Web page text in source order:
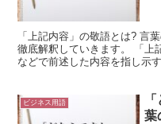
「上記内容」の敬語とは? 言
徹底解釈していきます。 「上
などで前述した内容を指し示
ビジネス用語
葉